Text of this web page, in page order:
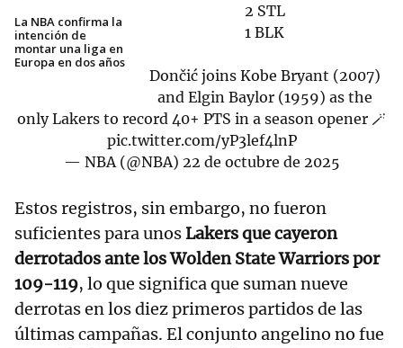
La NBA confirma la
intención de
montar una liga en
Europa en dos años
2 STL
1 BLK
Dončić joins Kobe Bryant (2007)
and Elgin Baylor (1959) as the
only Lakers to record 40+ PTS in a season opener 🪄
pic.twitter.com/yP3lef4lnP
— NBA (@NBA) 22 de octubre de 2025
Estos registros, sin embargo, no fueron
suficientes para unosLakers que cayeron
derrotados ante los Wolden State Warriors por
109-119, lo que significa que suman nueve
derrotas en los diez primeros partidos de las
últimas campañas. El conjunto angelino no fue